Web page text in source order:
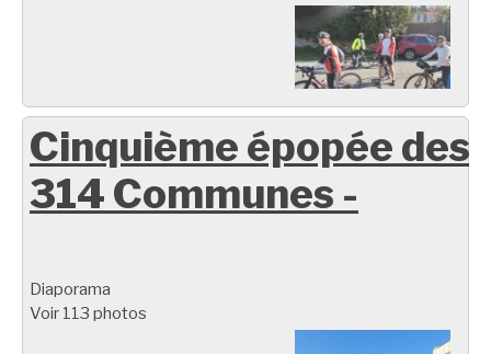
Cinquième épopée des
314 Communes -
Diaporama
Voir 113 photos